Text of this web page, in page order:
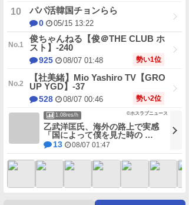
パパ活韓国チョンらら
0 05/15 13:22
俊ちゃんねる【俊＠THE CLUB ホ
スト】-240
925 08/07 01:48 勢い1位
【社美緒】Mio Yashiro TV【GRO
UP YGD】-37
528 08/07 00:46 勢い2位
乙武洋匡氏、海外の路上で実感
「国によって僕を見た時の …
13 08/07 01:47
1.08res/h ©ホスラブニュース